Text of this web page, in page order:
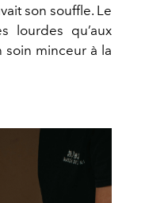
son souffle. Le
lourdes qu’aux
minceur à la